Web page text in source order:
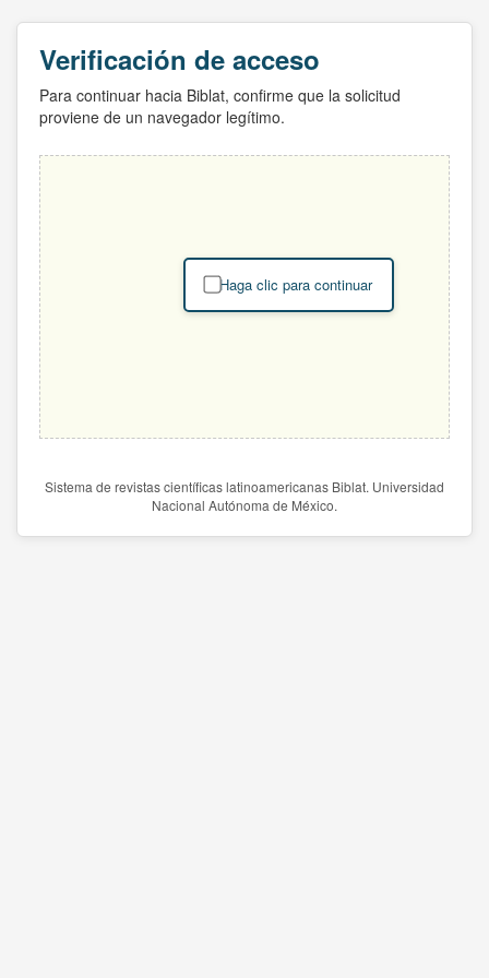
Verificación de acceso
Para continuar hacia Biblat, confirme que la solicitud
proviene de un navegador legítimo.
Haga clic para continuar
Sistema de revistas científicas latinoamericanas Biblat. Universidad
Nacional Autónoma de México.